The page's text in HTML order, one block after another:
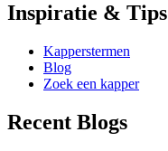
Inspiratie & Tips
Kapperstermen
Blog
Zoek een kapper
Recent Blogs